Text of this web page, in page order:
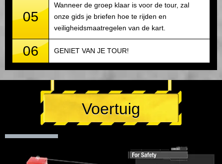
05
Wanneer de groep klaar is voor de tour, zal
onze gids je briefen hoe te rijden en
veiligheidsmaatregelen van de kart.
06 GENIET VAN JE TOUR!
Voertuig